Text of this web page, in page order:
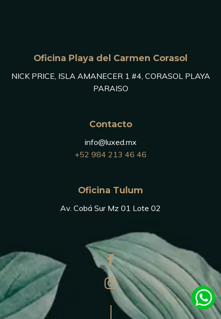
Oficina Playa del Carmen Corasol
NICK PRICE, ISLA AMANECER 1 #4, CORASOL PLAYA
PARAISO
Contacto
info@luxed.mx
+52 984 213 46 46
Oficina Tulum
Av. Cobá Sur Mz 01 Lote 02